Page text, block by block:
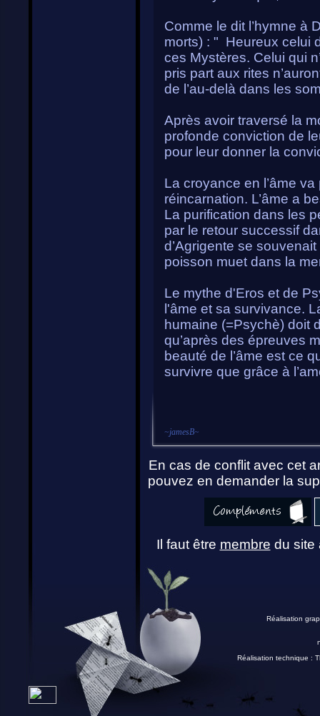
Comme le dit l’hymne à
morts) : " Heureux celui
ces Mystères. Celui qui
pris part aux rites
de l’au-delà dans les
Après avoir traversé la
profonde conviction de
pour leur donner la
La croyance en l’âme
réincarnation. L’âme a
La purification dans les
par le retour successif
d’Agrigente se
poisson muet dans la
Le mythe d'Eros et de
l'âme et sa survivance.
humaine (=Psychè) doit
qu’après des épreuves
beauté de l’âme est ce
survivre que grâce à
~jamesB~
En cas de conflit avec cet
pouvez en demander la
Il faut être membre du site
Réalisation
Réalisation technique :